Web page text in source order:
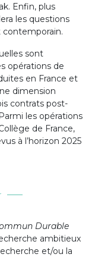
Enfin, plus
les questions
contemporain.
sont
opérations de
en France et
dimension
contrats post-
les opérations
de France,
à l’horizon 2025
Durable
ambitieux
et/ou la